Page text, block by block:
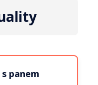
panem